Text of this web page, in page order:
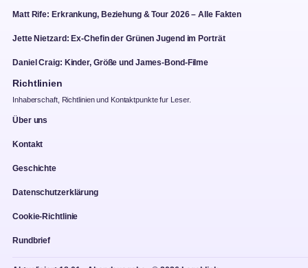
Matt Rife: Erkrankung, Beziehung & Tour 2026 – Alle Fakten
Jette Nietzard: Ex-Chefin der Grünen Jugend im Porträt
Daniel Craig: Kinder, Größe und James-Bond-Filme
Richtlinien
Inhaberschaft, Richtlinien und Kontaktpunkte fur Leser.
Über uns
Kontakt
Geschichte
Datenschutzerklärung
Cookie-Richtlinie
Rundbrief